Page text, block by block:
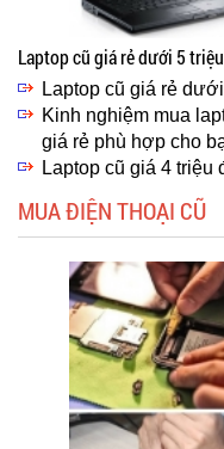
Laptop cũ giá rẻ dưới 5 triệu
Laptop cũ giá rẻ
Kinh nghiệm mua
giá rẻ phù hợp cho
Laptop cũ giá 4
MUA ĐIỆN THOẠI CŨ